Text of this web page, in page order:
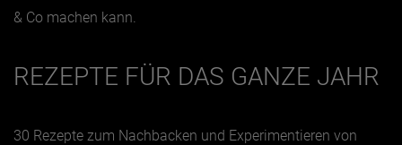
& Co machen kann.
REZEPTE FÜR DAS GANZE JAHR
30 Rezepte zum Nachbacken und Experimentieren von